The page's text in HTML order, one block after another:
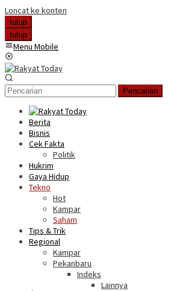
Loncat ke konten
tutup
tutup
Menu Mobile
Pencarian
Berita
Bisnis
Cek Fakta
Politik
Hukrim
Gaya Hidup
Tekno
Hot
Kampar
Saham
Tips & Trik
Regional
Kampar
Pekanbaru
Indeks
Lainnya